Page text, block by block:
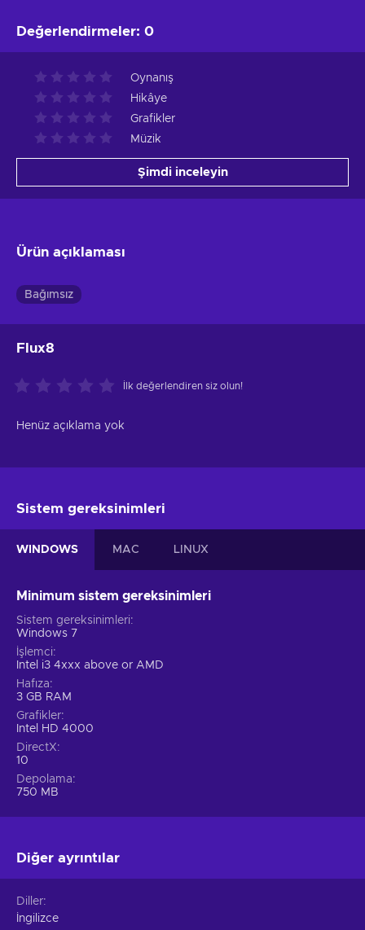
Değerlendirmeler: 0
Oynanış
Hikâye
Grafikler
Müzik
Şimdi inceleyin
Ürün açıklaması
Bağımsız
Flux8
İlk değerlendiren siz olun!
Henüz açıklama yok
Sistem gereksinimleri
WINDOWS MAC LINUX
Minimum sistem gereksinimleri
Sistem gereksinimleri
Windows 7
İşlemci
Intel i3 4xxx above or AMD
Hafıza
3 GB RAM
Grafikler
Intel HD 4000
DirectX
10
Depolama
750 MB
Diğer ayrıntılar
Diller
İngilizce